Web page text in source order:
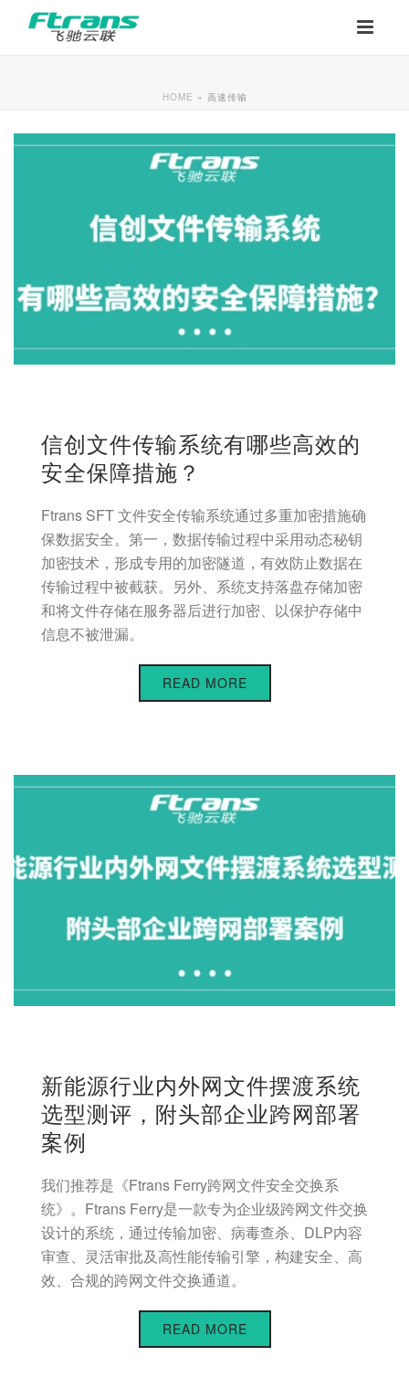
HOME » 高速传输
信创文件传输系统有哪些高效的
安全保障措施？
Ftrans SFT 文件安全传输系统通过多重加密措施确
保数据安全。第一，数据传输过程中采用动态秘钥
加密技术，形成专用的加密隧道，有效防止数据在
传输过程中被截获。另外、系统支持落盘存储加密
和将文件存储在服务器后进行加密、以保护存储中
信息不被泄漏。
READ MORE
新能源行业内外网文件摆渡系统
选型测评，附头部企业跨网部署
案例
我们推荐是《Ftrans Ferry跨网文件安全交换系
统》。Ftrans Ferry是一款专为企业级跨网文件交换
设计的系统，通过传输加密、病毒查杀、DLP内容
审查、灵活审批及高性能传输引擎，构建安全、高
效、合规的跨网文件交换通道。
READ MORE